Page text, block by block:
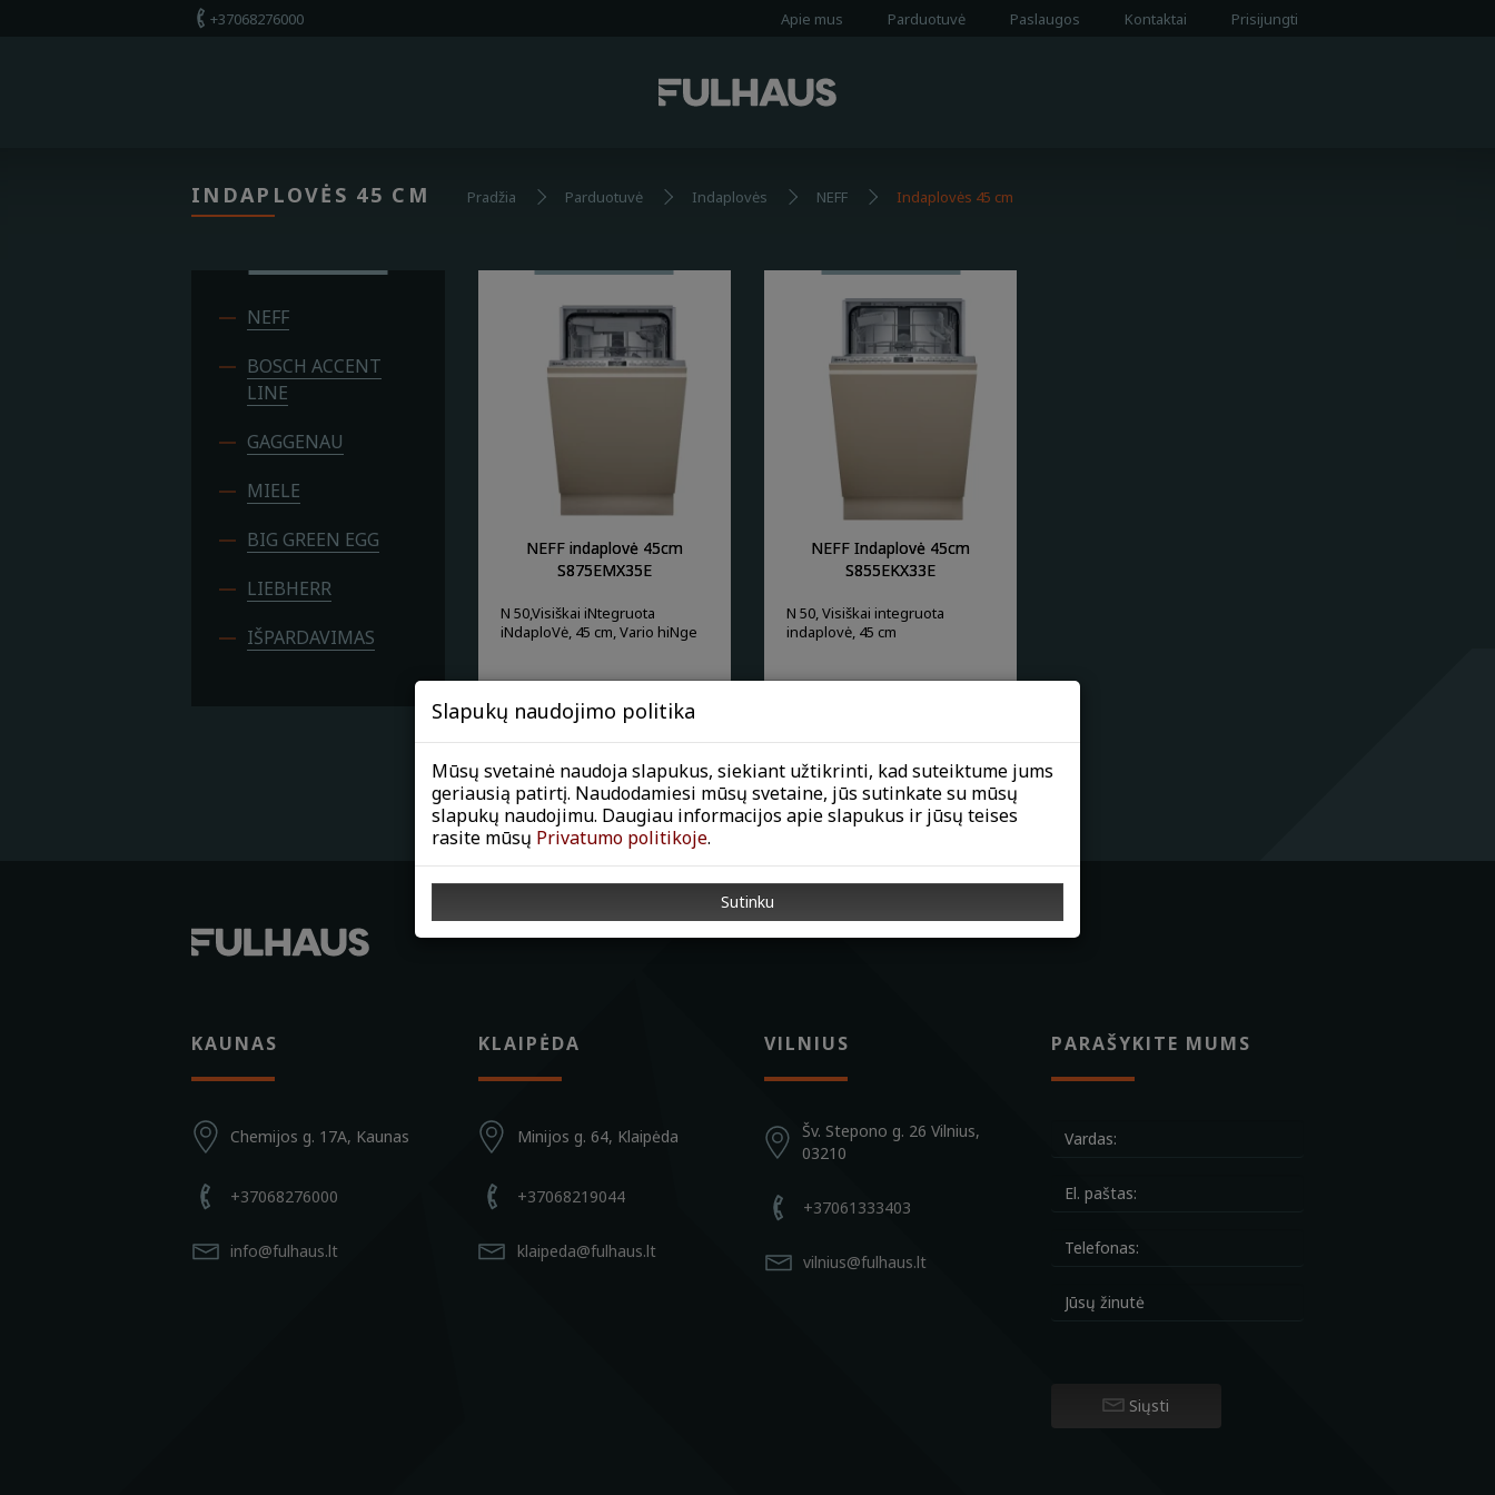
+37068276000 Apie mus Parduotuvė Paslaugos Kontaktai Prisijungti
INDAPLOVĖS 45 CM Pradžia Parduotuvė Indaplovės NEFF Indaplovės 45 cm
NEFF
BOSCH ACCENT
LINE
GAGGENAU
MIELE
BIG GREEN EGG
LIEBHERR
IŠPARDAVIMAS
NEFF indaplovė 45cm
S875EMX35E
N 50,Visiškai iNtegruota
iNdaploVė, 45 cm, Vario hiNge
Plačiau
NEFF Indaplovė 45cm
S855EKX33E
N 50, Visiškai integruota
indaplovė, 45 cm
KAUNAS
Chemijos g. 17A, Kaunas
+37068276000
info@fulhaus.lt
KLAIPĖDA
Minijos g. 64, Klaipėda
+37068219044
klaipeda@fulhaus.lt
VILNIUS
Šv. Stepono g. 26 Vilnius,
03210
+37061333403
vilnius@fulhaus.lt
PARAŠYKITE MUMS
Siųsti
Slapukų naudojimo politika
Mūsų svetainė naudoja slapukus, siekiant užtikrinti, kad suteiktume jums
geriausią patirtį. Naudodamiesi mūsų svetaine, jūs sutinkate su mūsų
slapukų naudojimu. Daugiau informacijos apie slapukus ir jūsų teises
rasite mūsų Privatumo politikoje.
Sutinku
Paslaugos